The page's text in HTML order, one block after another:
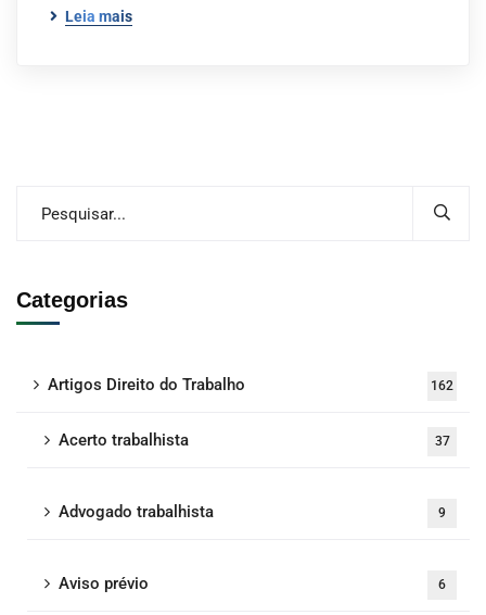
Leia mais
Categorias
Artigos Direito do Trabalho 162
Acerto trabalhista 37
Advogado trabalhista 9
Aviso prévio 6